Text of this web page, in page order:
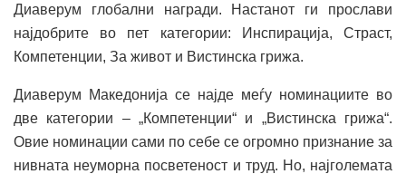
Диаверум глобални награди. Настанот ги прослави
најдобрите во пет категории: Инспирација, Страст,
Компетенции, За живот и Вистинска грижа.
Диаверум Македонија се најде меѓу номинациите во
две категории – „Компетенции“ и „Вистинска грижа“.
Овие номинации сами по себе се огромно признание за
нивната неуморна посветеност и труд. Но, најголемата